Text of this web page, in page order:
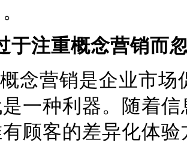
于注重概念营销而
营销是企业市场
一种利器。随着
顾客的差异化体